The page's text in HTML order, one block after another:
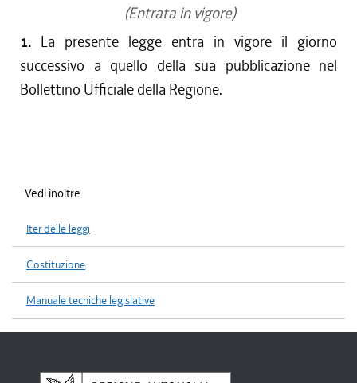
(Entrata in vigore)
1. La presente legge entra in vigore il giorno
successivo a quello della sua pubblicazione nel
Bollettino Ufficiale della Regione.
Vedi inoltre
Iter delle leggi
Costituzione
Manuale tecniche legislative